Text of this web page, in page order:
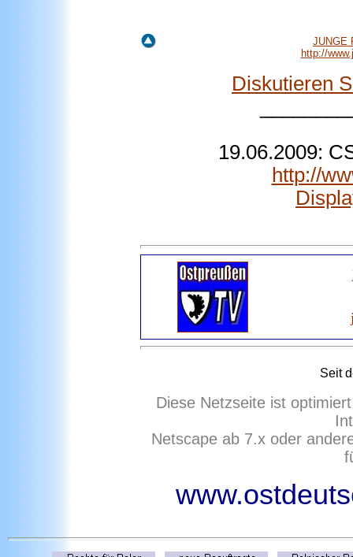
JUNGE
http://
Diskutieren
19.06.2009:
http://
Seit
Diese Netzseite ist
Netscape ab 7.x oder